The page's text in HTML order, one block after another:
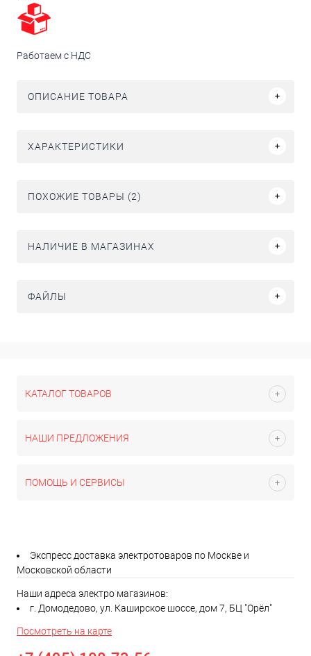
Работаем с НДС
ОПИСАНИЕ ТОВАРА
ХАРАКТЕРИСТИКИ
ПОХОЖИЕ ТОВАРЫ (2)
НАЛИЧИЕ В МАГАЗИНАХ
ФАЙЛЫ
КАТАЛОГ ТОВАРОВ
НАШИ ПРЕДЛОЖЕНИЯ
ПОМОЩЬ И СЕРВИСЫ
Экспресс доставка электротоваров по Москве и
Московской области
Наши адреса электро магазинов:
г. Домодедово, ул. Каширское шоссе, дом 7, БЦ "Орёл"
Посмотреть на карте